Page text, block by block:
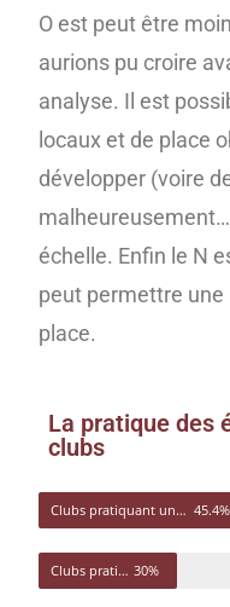
O est peut être
aurions pu croire
analyse. Il est
locaux et de place
développer (voire
échelle. Enfin le N
peut permettre une
place.
La pratique des
clubs
Clubs pratiquant une échelle 45.4%
Clubs pratiquant deux échelles 30%